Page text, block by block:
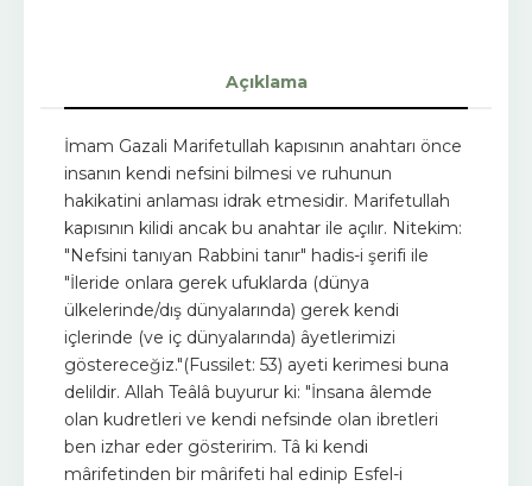
Açıklama
İmam Gazali Marifetullah kapısının anahtarı önce
insanın kendi nefsini bilmesi ve ruhunun
hakikatini anlaması idrak etmesidir. Marifetullah
kapısının kilidi ancak bu anahtar ile açılır. Nitekim:
"Nefsini tanıyan Rabbini tanır" hadis-i şerifi ile
"İleride onlara gerek ufuklarda (dünya
ülkelerinde/dış dünyalarında) gerek kendi
içlerinde (ve iç dünyalarında) âyetlerimizi
göstereceğiz."(Fussilet: 53) ayeti kerimesi buna
delildir. Allah Teâlâ buyurur ki: "İnsana âlemde
olan kudretleri ve kendi nefsinde olan ibretleri
ben izhar eder gösteririm. Tâ ki kendi
mârifetinden bir mârifeti hal edinip Esfel-i